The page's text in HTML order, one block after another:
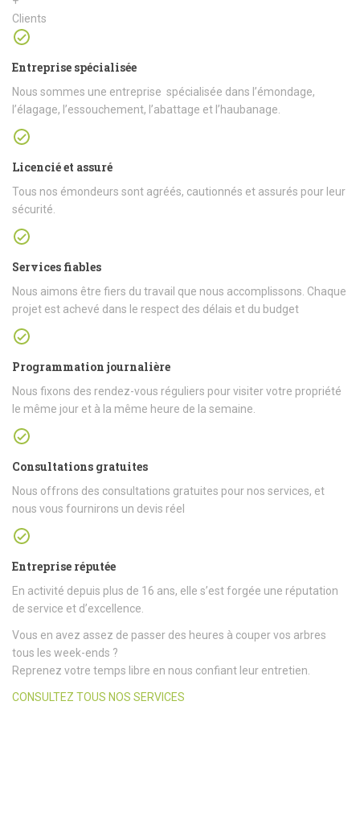
Clients
Entreprise spécialisée
Nous sommes une entreprise spécialisée dans l’émondage,
l’élagage, l’essouchement, l’abattage et l’haubanage.
Licencié et assuré
Tous nos émondeurs sont agréés, cautionnés et assurés pour leur
sécurité.
Services fiables
Nous aimons être fiers du travail que nous accomplissons. Chaque
projet est achevé dans le respect des délais et du budget
Programmation journalière
Nous fixons des rendez-vous réguliers pour visiter votre propriété
le même jour et à la même heure de la semaine.
Consultations gratuites
Nous offrons des consultations gratuites pour nos services, et
nous vous fournirons un devis réel
Entreprise réputée
En activité depuis plus de 16 ans, elle s’est forgée une réputation
de service et d’excellence.
Vous en avez assez de passer des heures à couper vos arbres
tous les week-ends ?
Reprenez votre temps libre en nous confiant leur entretien.
CONSULTEZ TOUS NOS SERVICES